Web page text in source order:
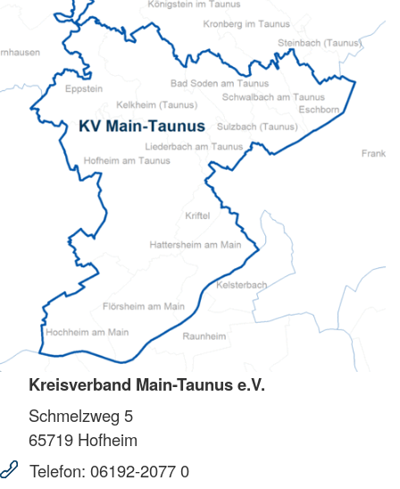
Kreisverband Main-Taunus e.V.
Schmelzweg 5
65719 Hofheim
Telefon: 06192-2077 0